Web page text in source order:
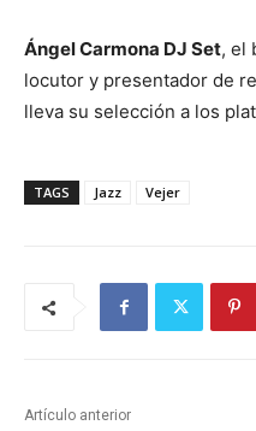
Ángel Carmona DJ Set, el
locutor y presentador de
lleva su selección a los
TAGS Jazz Vejer
Artículo anterior